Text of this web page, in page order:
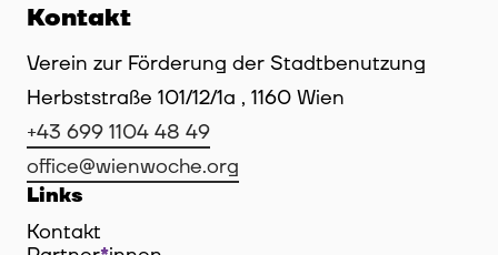
Kontakt
Verein zur Förderung der Stadtbenutzung
Herbststraße 101/12/1a , 1160 Wien
+43 699 1104 48 49
office@wienwoche.org
Links
Kontakt